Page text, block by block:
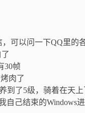
可以问一下QQ里的
30帧
肉了
到了5级，骑着在天
自己结束的Windows